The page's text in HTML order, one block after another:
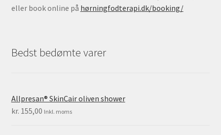
eller book online på hørningfodterapi.dk/booking/
Bedst bedømte varer
Allpresan® SkinCair oliven shower
kr. 155,00 Inkl. moms